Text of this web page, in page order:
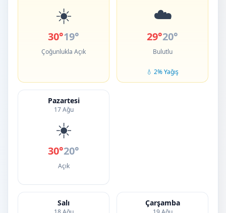
☀️
30°19°
Çoğunlukla Açık
☁️
29°20°
Bulutlu
💧 2% Yağış
Pazartesi
17 Ağu
☀️
30°20°
Açık
Salı Çarşamba